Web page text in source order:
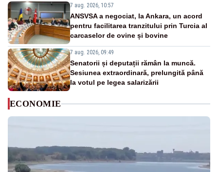
7 aug. 2026, 10:57
ANSVSA a negociat, la Ankara, un acord
pentru facilitarea tranzitului prin Turcia al
carcaselor de ovine și bovine
7 aug. 2026, 09:49
Senatorii și deputații rămân la muncă.
Sesiunea extraordinară, prelungită până
la votul pe legea salarizării
ECONOMIE